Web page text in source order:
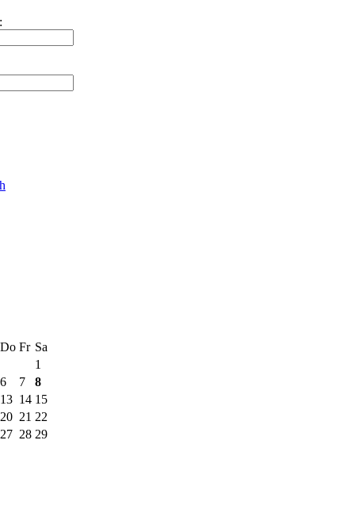
Do Fr Sa
1
6
7
8
13 14 15
20 21 22
27 28 29